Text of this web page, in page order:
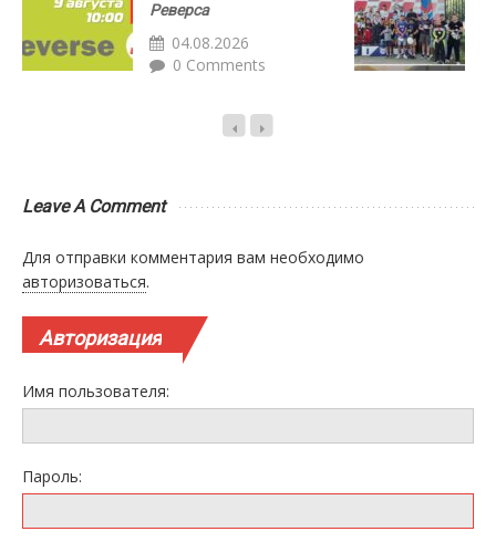
Реверса
04.08.2026
0 Comments
Leave A Comment
Для отправки комментария вам необходимо
авторизоваться.
Авторизация
Имя пользователя:
Пароль: